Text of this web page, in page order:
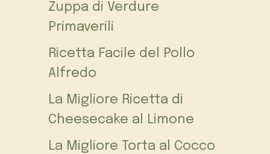
Zuppa di Verdure
Primaverili
Ricetta Facile del Pollo
Alfredo
La Migliore Ricetta di
Cheesecake al Limone
La Migliore Torta al Cocco